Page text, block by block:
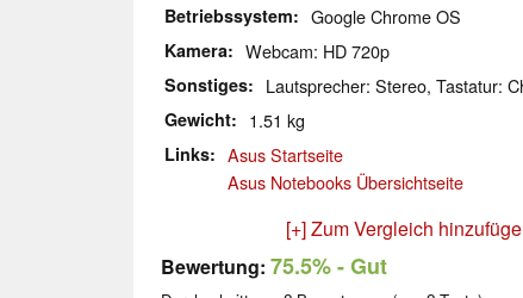
Betriebssystem Google Chrome OS
Kamera Webcam: HD 720p
Sonstiges Lautsprecher: Stereo, Tastatur:
Gewicht 1.51 kg
Links
Asus Startseite
Asus Notebooks Übersichtseite
[+] Zum Vergleich
Bewertung: 75.5%- Gut